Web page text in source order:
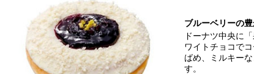
ブルーベリーの
ドーナツ中央に
ワイトチョコで
ばめ、ミルキー
す。